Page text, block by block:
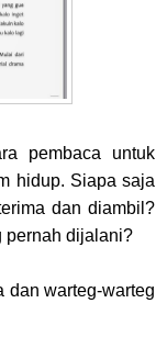
pembaca untuk
hidup. Siapa saja
dan diambil?
pernah dijalani?
dan warteg-warteg